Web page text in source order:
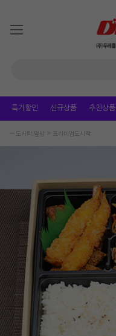
특가할인 신규상품 추천상품
ㅡ 도시락.덮밥 프리미엄도시락